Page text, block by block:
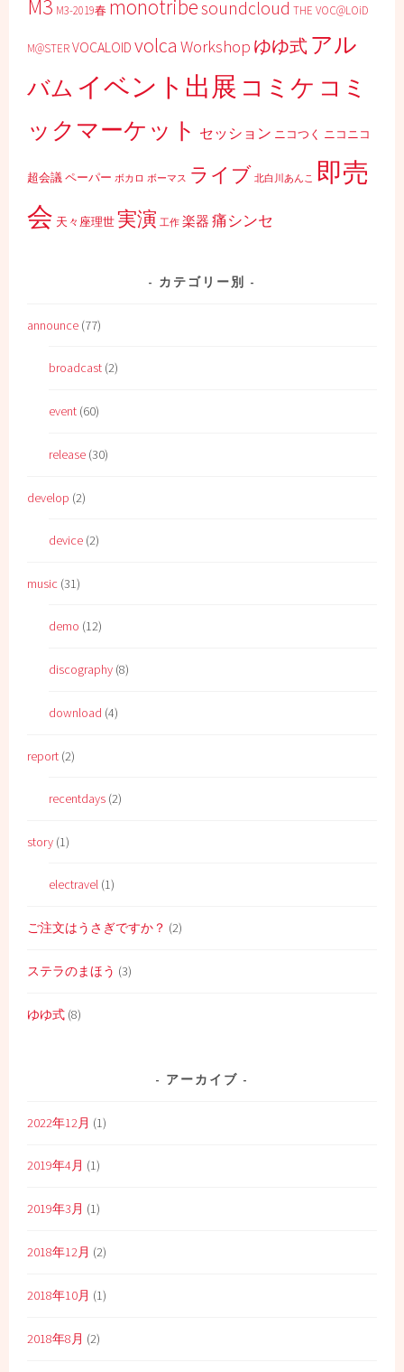
M3 M3-2019春 monotribesoundcloud THE VOC@LOiD
M@STERVOCALOID volca Workshop ゆゆ式アル
バム イベント出展 コミケ コミ
ックマーケット セッション ニコつく ニコニコ
超会議ペーパー ボカロ ボーマス ライブ 北白川あんこ 即売
会 天々座理世 実演 工作 楽器 痛シンセ
カテゴリー別
announce (77)
broadcast (2)
event (60)
release (30)
develop (2)
device (2)
music (31)
demo (12)
discography (8)
download (4)
report (2)
recentdays (2)
story (1)
electravel (1)
ご注文はうさぎですか？ (2)
ステラのまほう (3)
ゆゆ式 (8)
アーカイブ
2022年12月 (1)
2019年4月 (1)
2019年3月 (1)
2018年12月 (2)
2018年10月 (1)
2018年8月 (2)